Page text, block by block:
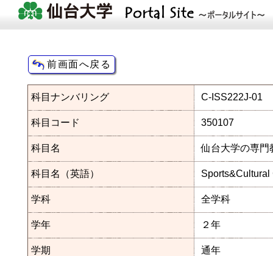
科目ナンバリング C-ISS222J-01
科目コード 350107
科目名 仙台大学の専
科目名（英語）
学科 全学科
学年 ２年
学期 通年